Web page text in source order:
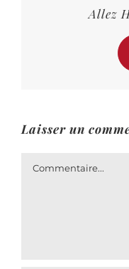
Allez
Laisser un
Commentaire